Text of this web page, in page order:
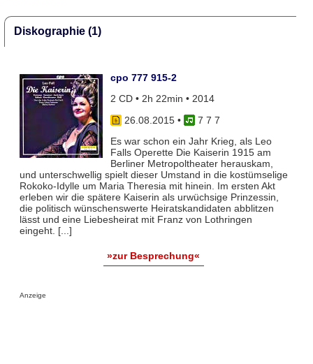
Diskographie (1)
cpo 777 915-2
2 CD • 2h 22min • 2014
26.08.2015•
7 7 7
Es war schon ein Jahr Krieg, als Leo
Falls Operette Die Kaiserin 1915 am
Berliner Metropoltheater herauskam,
und unterschwellig spielt dieser Umstand in die kostümselige
Rokoko-Idylle um Maria Theresia mit hinein. Im ersten Akt
erleben wir die spätere Kaiserin als urwüchsige Prinzessin,
die politisch wünschenswerte Heiratskandidaten abblitzen
lässt und eine Liebesheirat mit Franz von Lothringen
eingeht. [...]
»zur Besprechung«
Anzeige